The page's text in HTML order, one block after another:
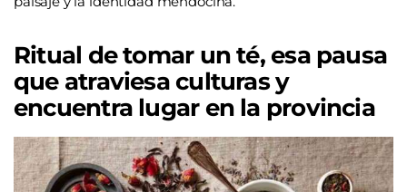
Ritual de tomar un té, esa pausa
que atraviesa culturas y
encuentra lugar en la provincia